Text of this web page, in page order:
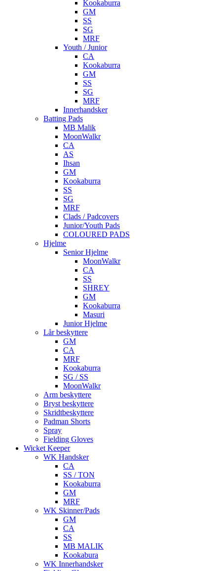
Kookaburra
GM
SS
SG
MRF
Youth / Junior
CA
Kookaburra
GM
SS
SG
MRF
Innerhandsker
Batting Pads
MB Malik
MoonWalkr
CA
AS
Ihsan
GM
Kookaburra
SS
SG
MRF
Clads / Padcovers
Junior/Youth Pads
COLOURED PADS
Hjelme
Senior Hjelme
MoonWalkr
CA
SS
SHREY
GM
Kookaburra
Masuri
Junior Hjelme
Lår beskyttere
GM
CA
MRF
Kookaburra
SG / SS
MoonWalkr
Arm beskyttere
Bryst beskyttere
Skridtbeskyttere
Padman Shorts
Spray
Fielding Gloves
Wicket Keeper
WK Handsker
CA
SS / TON
Kookaburra
GM
MRF
WK Skinner/Pads
GM
CA
SS
MB MALIK
Kookabura
WK Innerhandsker